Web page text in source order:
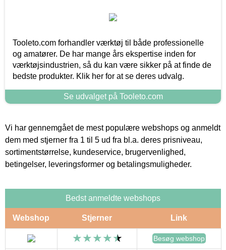
Tooleto.com forhandler værktøj til både professionelle
og amatører. De har mange års ekspertise inden for
værktøjsindustrien, så du kan være sikker på at finde de
bedste produkter. Klik her for at se deres udvalg.
Se udvalget på Tooleto.com
Vi har gennemgået de mest populære webshops og anmeldt
dem med stjerner fra 1 til 5 ud fra bl.a. deres prisniveau,
sortimentstørrelse, kundeservice, brugervenlighed,
betingelser, leveringsformer og betalingsmuligheder.
Bedst anmeldte webshops
Webshop Stjerner Link
Besøg webshop